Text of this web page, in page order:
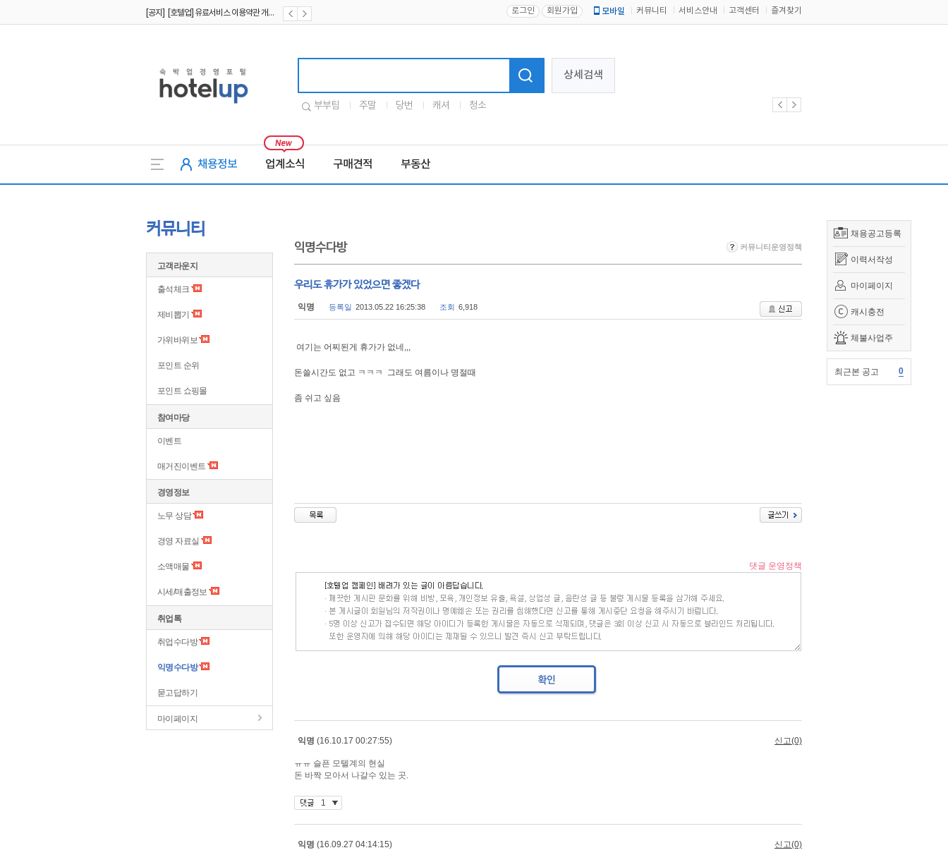
[공지] [호텔업] 개인정보 처리방침 개정본2 (19.09.02) 로그인 회원가입 모바일 커뮤니티 서비스안내 고객센터 즐겨찾기
상세검색
부부팀 주말 당번 캐셔 청소
채용정보 업계소식 구매견적 부동산
채용공고등록
이력서작성
마이페이지
캐시충전
체불사업주
최근본 공고 0
커뮤니티
고객라운지
출석체크
제비뽑기
가위바위보
포인트 순위
포인트 쇼핑몰
참여마당
이벤트
매거진이벤트
경영정보
노무 상담
경영 자료실
소액매물
시세/매출정보
취업톡
취업수다방
익명수다방
묻고답하기
마이페이지
익명수다방 커뮤니티운영정책
우리도 휴가가 있었으면 좋겠다
익명 등록일 2013.05.22 16:25:38 조회 6,918
여기는 어찌된게 휴가가 없네,,,
돈쓸시간도 없고 ㅋㅋㅋ 그래도 여름이나 명절때
좀 쉬고 싶음